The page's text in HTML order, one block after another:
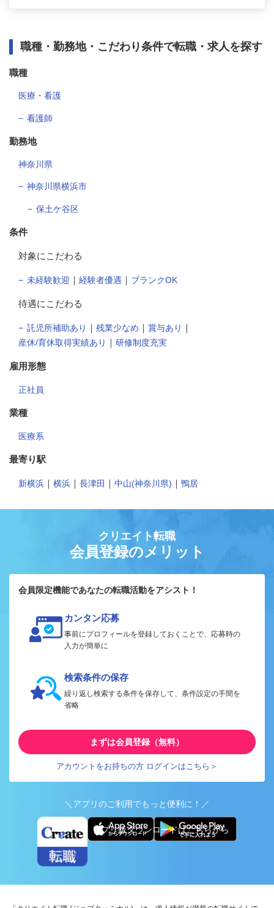
職種・勤務地・こだわり条件で転職・求人を探す
職種
医療・看護
看護師
勤務地
神奈川県
神奈川県横浜市
保土ケ谷区
条件
対象にこだわる
未経験歓迎 ｜ 経験者優遇 ｜ ブランクOK
待遇にこだわる
託児所補助あり ｜ 残業少なめ ｜ 賞与あり ｜
産休/育休取得実績あり ｜ 研修制度充実
雇用形態
正社員
業種
医療系
最寄り駅
新横浜 ｜ 横浜 ｜ 長津田 ｜ 中山(神奈川県) ｜ 鴨居
クリエイト転職
会員登録のメリット
会員限定機能であなたの転職活動をアシスト！
カンタン応募
事前にプロフィールを登録しておくことで、応募時の
入力が簡単に
検索条件の保存
繰り返し検索する条件を保存して、条件設定の手間を
省略
まずは会員登録（無料）
アカウントをお持ちの方 ログインはこちら＞
＼アプリのご利用でもっと便利に！／
アプリ版ダウンロードはこちらから